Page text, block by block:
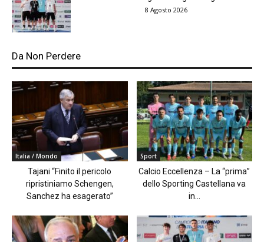
8 Agosto 2026
Da Non Perdere
Italia / Mondo
Tajani “Finito il pericolo
ripristiniamo Schengen,
Sanchez ha esagerato”
Sport
Calcio Eccellenza – La “prima”
dello Sporting Castellana va
in...